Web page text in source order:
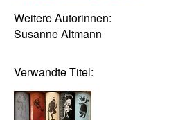
Weitere Autorinnen:
Susanne Altmann
Verwandte Titel: